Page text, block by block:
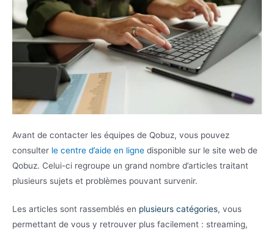
Avant de contacter les équipes de Qobuz, vous pouvez
consulter le centre d’aide en ligne disponible sur le site web de
Qobuz. Celui-ci regroupe un grand nombre d’articles traitant
plusieurs sujets et problèmes pouvant survenir.
Les articles sont rassemblés en plusieurs catégories, vous
permettant de vous y retrouver plus facilement : streaming,